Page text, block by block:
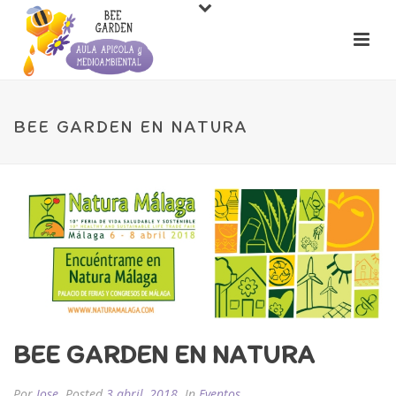
BEE GARDEN EN NATURA
BEE GARDEN EN NATURA